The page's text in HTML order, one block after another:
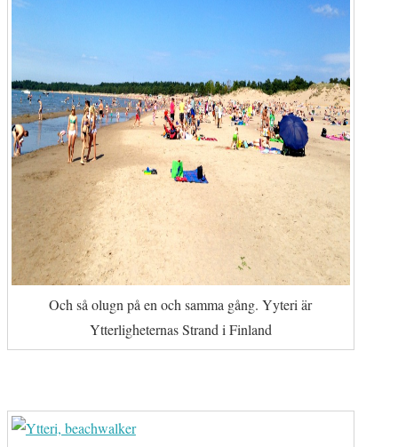
Och så olugn på en och samma gång. Yyteri är
Ytterligheternas Strand i Finland